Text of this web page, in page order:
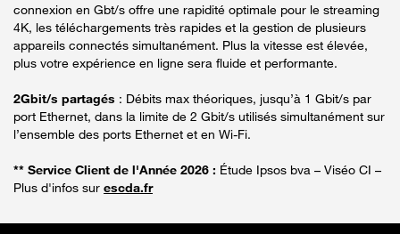
connexion en Gbt/s offre une rapidité optimale pour le streaming
4K, les téléchargements très rapides et la gestion de plusieurs
appareils connectés simultanément. Plus la vitesse est élevée,
plus votre expérience en ligne sera fluide et performante.
2Gbit/s partagés : Débits max théoriques, jusqu’à 1 Gbit/s par
port Ethernet, dans la limite de 2 Gbit/s utilisés simultanément sur
l’ensemble des ports Ethernet et en Wi-Fi.
** Service Client de l'Année 2026 : Étude Ipsos bva – Viséo CI –
Plus d'infos sur escda.fr